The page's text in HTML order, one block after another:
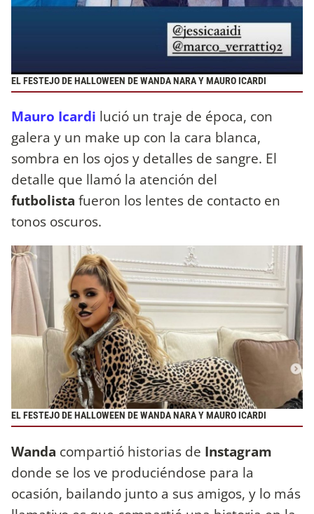
EL FESTEJO DE HALLOWEEN DE WANDA NARA Y MAURO ICARDI
Mauro Icardi lució un traje de época, con
galera y un make up con la cara blanca,
sombra en los ojos y detalles de sangre. El
detalle que llamó la atención del
futbolista fueron los lentes de contacto en
tonos oscuros.
EL FESTEJO DE HALLOWEEN DE WANDA NARA Y MAURO ICARDI
Wanda compartió historias de Instagram
donde se los ve produciéndose para la
ocasión, bailando junto a sus amigos, y lo más